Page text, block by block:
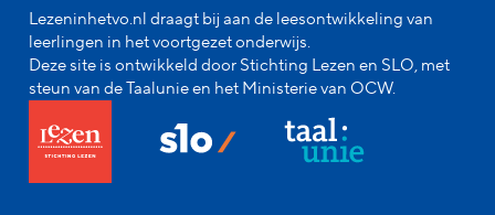
Lezeninhetvo.nl draagt bij aan de leesontwikkeling van
leerlingen in het voortgezet onderwijs.
Deze site is ontwikkeld door Stichting Lezen en SLO, met
steun van de Taalunie en het Ministerie van OCW.